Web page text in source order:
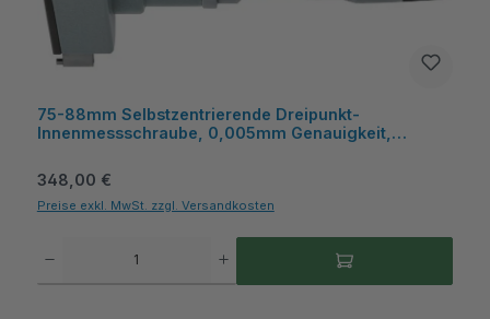
75-88mm Selbstzentrierende Dreipunkt-
Innenmessschraube, 0,005mm Genauigkeit,
Metav IndustryLine
Regulärer Preis:
348,00 €
Preise exkl. MwSt. zzgl. Versandkosten